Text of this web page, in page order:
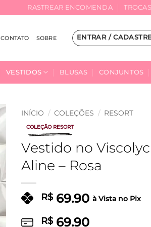
RASTREAR ENCOMENDA
CONTATO SOBRE ENTRAR /
VESTIDOS BLUSAS CONJUNTOS
INÍCIO / COLEÇÕES / RESORT
COLEÇÃO RESORT
Vestido no
Aline – Rosa
R$69.90 à Vista no Pix
R$69.90